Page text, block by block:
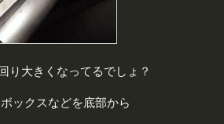
り大きくなってるでしょ？
ックスなどを底部から